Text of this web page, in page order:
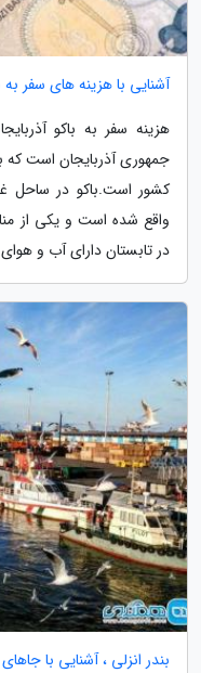
آشنایی با هزینه های سفر به
هزینه سفر به باکو
جمهوری آذربایجان است که
کشور است.باکو در ساحل
واقع شده است و یکی از
در تابستان دارای آب و
بندر انزلی ، آشنایی با